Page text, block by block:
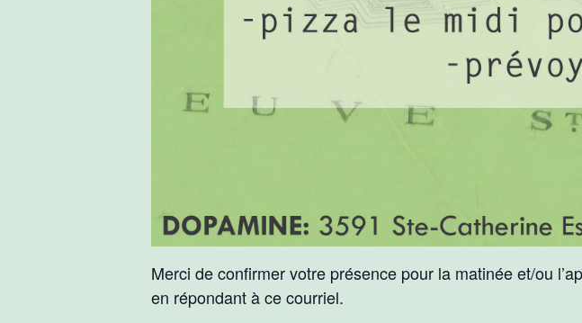
Merci de confirmer votre présence pour la matinée et/ou
en répondant à ce courriel.